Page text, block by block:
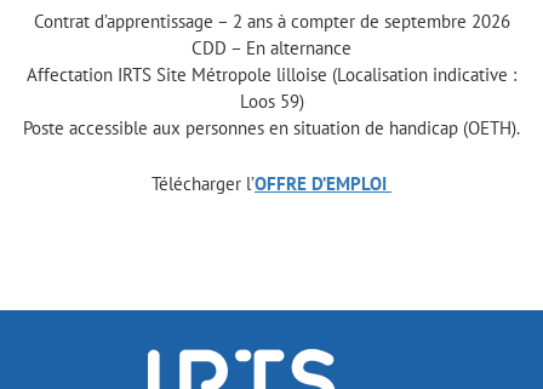
Contrat d’apprentissage – 2 ans à compter de septembre 2026
CDD – En alternance
Affectation IRTS Site Métropole lilloise (Localisation indicative :
Loos 59)
Poste accessible aux personnes en situation de handicap (OETH).
Télécharger l’OFFRE D’EMPLOI